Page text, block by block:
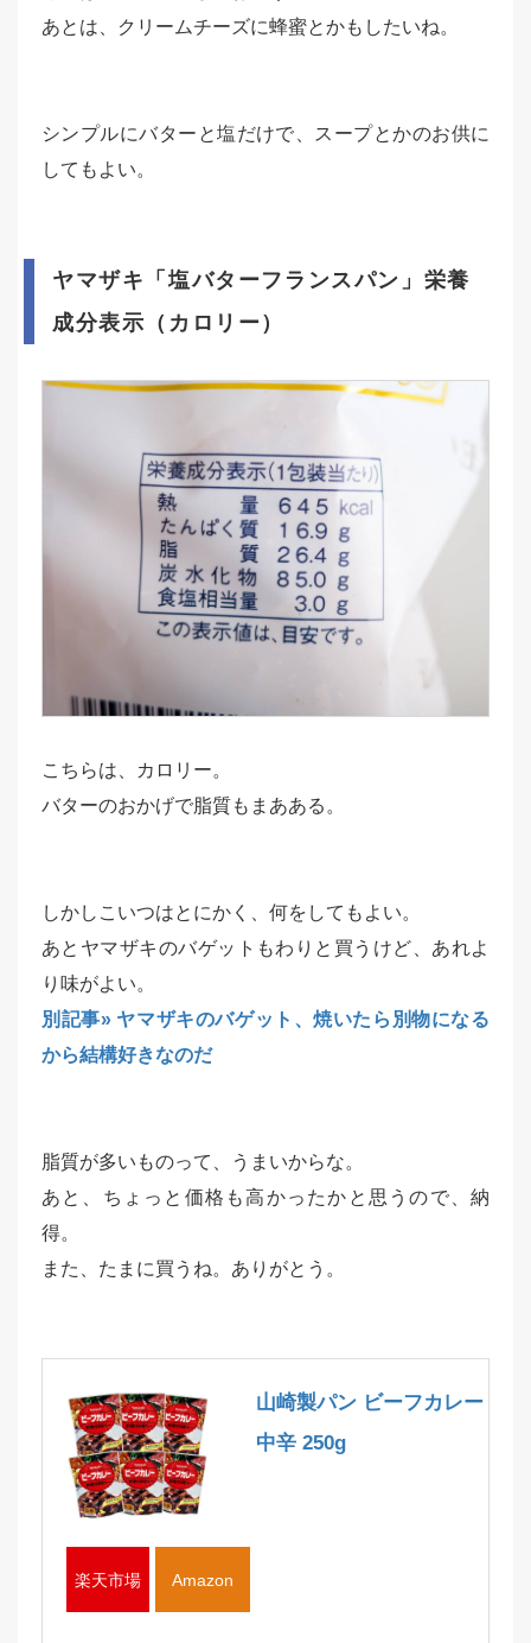
あとは、クリームチーズに蜂蜜とかもしたいね。
シンプルにバターと塩だけで、スープとかのお供に
してもよい。
ヤマザキ「塩バターフランスパン」栄養
成分表示（カロリー）
こちらは、カロリー。
バターのおかげで脂質もまあある。
しかしこいつはとにかく、何をしてもよい。
あとヤマザキのバゲットもわりと買うけど、あれよ
り味がよい。
別記事» ヤマザキのバゲット、焼いたら別物になる
から結構好きなのだ
脂質が多いものって、うまいからな。
あと、ちょっと価格も高かったかと思うので、納
得。
また、たまに買うね。ありがとう。
山崎製パン ビーフカレー
中辛 250g
楽天市場 Amazon